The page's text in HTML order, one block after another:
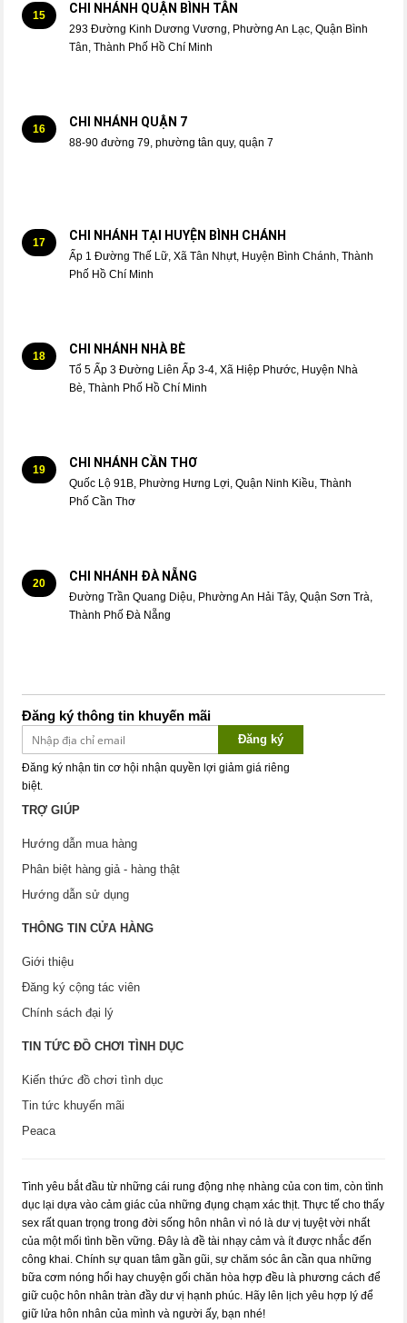
15 CHI NHÁNH QUẬN BÌNH TÂN
293 Đường Kinh Dương Vương, Phường An Lạc, Quận Bình
Tân, Thành Phố Hồ Chí Minh
16 CHI NHÁNH QUẬN 7
88-90 đường 79, phường tân quy, quận 7
17 CHI NHÁNH TẠI HUYỆN BÌNH CHÁNH
Ấp 1 Đường Thế Lữ, Xã Tân Nhựt, Huyện Bình Chánh, Thành
Phố Hồ Chí Minh
18 CHI NHÁNH NHÀ BÈ
Tổ 5 Ấp 3 Đường Liên Ấp 3-4, Xã Hiệp Phước, Huyện Nhà
Bè, Thành Phố Hồ Chí Minh
19 CHI NHÁNH CẦN THƠ
Quốc Lộ 91B, Phường Hưng Lợi, Quận Ninh Kiều, Thành
Phố Cần Thơ
20 CHI NHÁNH ĐÀ NẴNG
Đường Trần Quang Diệu, Phường An Hải Tây, Quận Sơn Trà,
Thành Phố Đà Nẵng
Đăng ký thông tin khuyến mãi
Đăng ký
Đăng ký nhận tin cơ hội nhận quyền lợi giảm giá riêng
biệt.
TRỢ GIÚP
Hướng dẫn mua hàng
Phân biệt hàng giả - hàng thật
Hướng dẫn sử dụng
THÔNG TIN CỬA HÀNG
Giới thiệu
Đăng ký cộng tác viên
Chính sách đại lý
TIN TỨC ĐỒ CHƠI TÌNH DỤC
Kiến thức đồ chơi tình dục
Tin tức khuyến mãi
Peaca
Tình yêu bắt đầu từ những cái rung động nhẹ nhàng của con tim, còn tình
dục lại dựa vào cảm giác của những đụng chạm xác thịt. Thực tế cho thấy
sex rất quan trọng trong đời sống hôn nhân vì nó là dư vị tuyệt vời nhất
của một mối tình bền vững. Đây là đề tài nhạy cảm và ít được nhắc đến
công khai. Chính sự quan tâm gần gũi, sự chăm sóc ân cần qua những
bữa cơm nóng hổi hay chuyện gối chăn hòa hợp đều là phương cách để
giữ cuộc hôn nhân tràn đầy dư vị hạnh phúc. Hãy lên lịch yêu hợp lý để
giữ lửa hôn nhân của mình và người ấy, bạn nhé!